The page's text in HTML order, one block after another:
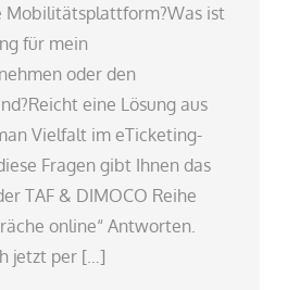
Mobilitätsplattform?Was ist
für mein
oder den
eine Lösung aus
Vielfalt im eTicketing-
Fragen gibt Ihnen das
TAF & DIMOCO Reihe
online“ Antworten.
jetzt per […]